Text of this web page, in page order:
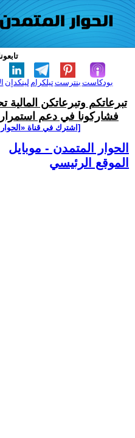
لينكدإن تيلكرامبنترست بودكاست
تبرعاتكم وتبرعاتكن
فشاركونا في دعم
[اشترك في قناة
الحوار المتمدن - موبايل
الموقع الرئيسي